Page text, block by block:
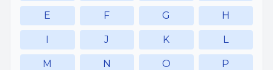
E F G H
I J K L
M N O P